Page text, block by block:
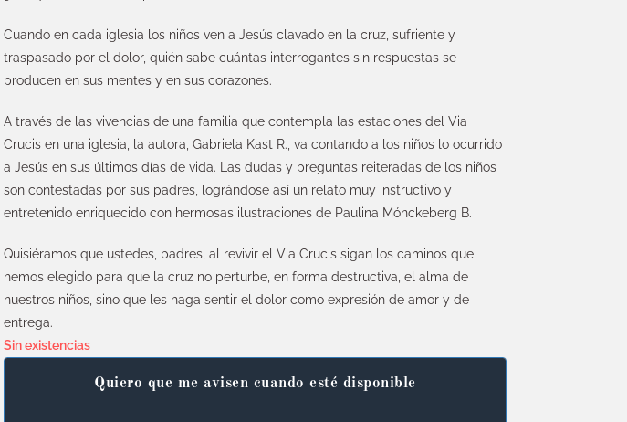
Cuando en cada iglesia los niños ven a Jesús clavado en la cruz, sufriente y
traspasado por el dolor, quién sabe cuántas interrogantes sin respuestas se
producen en sus mentes y en sus corazones.
A través de las vivencias de una familia que contempla las estaciones del Via
Crucis en una iglesia, la autora, Gabriela Kast R., va contando a los niños lo ocurrido
a Jesús en sus últimos días de vida. Las dudas y preguntas reiteradas de los niños
son contestadas por sus padres, lográndose así un relato muy instructivo y
entretenido enriquecido con hermosas ilustraciones de Paulina Mónckeberg B.
Quisiéramos que ustedes, padres, al revivir el Via Crucis sigan los caminos que
hemos elegido para que la cruz no perturbe, en forma destructiva, el alma de
nuestros niños, sino que les haga sentir el dolor como expresión de amor y de
entrega.
Sin existencias
Quiero que me avisen cuando esté disponible